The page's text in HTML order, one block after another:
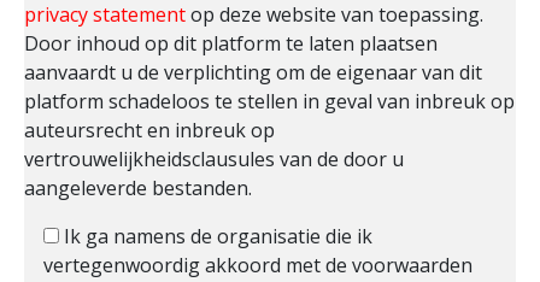
privacy statementop deze website van toepassing.
Door inhoud op dit platform te laten plaatsen
aanvaardt u de verplichting om de eigenaar van dit
platform schadeloos te stellen in geval van inbreuk op
auteursrecht en inbreuk op
vertrouwelijkheidsclausules van de door u
aangeleverde bestanden.
Ik ga namens de organisatie die ik
vertegenwoordig akkoord met de voorwaarden